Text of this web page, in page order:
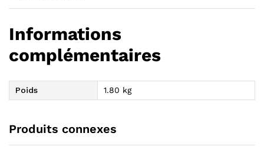
Informations
complémentaires
Poids 1.80 kg
Produits connexes